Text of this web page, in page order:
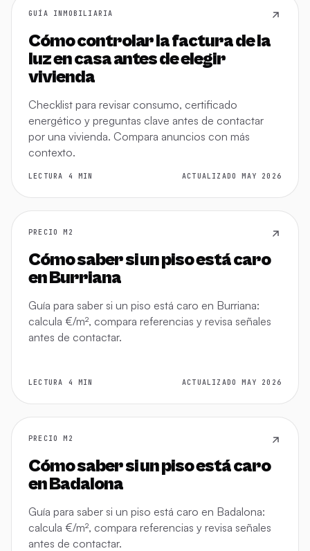
GUÍA INMOBILIARIA
Cómo controlar la factura de la
luz en casa antes de elegir
vivienda
Checklist para revisar consumo, certificado
energético y preguntas clave antes de contactar
por una vivienda. Compara anuncios con más
contexto.
LECTURA 4 MIN ACTUALIZADO MAY 2026
PRECIO M2
Cómo saber si un piso está caro
en Burriana
Guía para saber si un piso está caro en Burriana:
calcula €/m², compara referencias y revisa señales
antes de contactar.
LECTURA 4 MIN ACTUALIZADO MAY 2026
PRECIO M2
Cómo saber si un piso está caro
en Badalona
Guía para saber si un piso está caro en Badalona:
calcula €/m², compara referencias y revisa señales
antes de contactar.